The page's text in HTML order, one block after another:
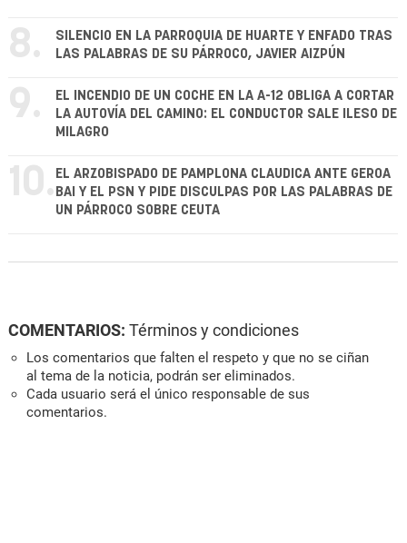
8.
SILENCIO EN LA PARROQUIA DE HUARTE Y ENFADO TRAS
LAS PALABRAS DE SU PÁRROCO, JAVIER AIZPÚN
9.
EL INCENDIO DE UN COCHE EN LA A-12 OBLIGA A CORTAR
LA AUTOVÍA DEL CAMINO: EL CONDUCTOR SALE ILESO DE
MILAGRO
10. EL ARZOBISPADO DE PAMPLONA CLAUDICA ANTE GEROA
BAI Y EL PSN Y PIDE DISCULPAS POR LAS PALABRAS DE
UN PÁRROCO SOBRE CEUTA
COMENTARIOS: Términos y condiciones
Los comentarios que falten el respeto y que no se ciñan
al tema de la noticia, podrán ser eliminados.
Cada usuario será el único responsable de sus
comentarios.